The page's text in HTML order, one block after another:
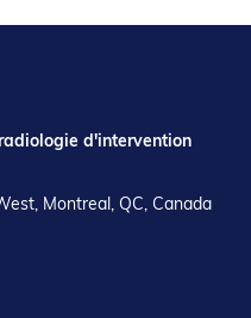
d'intervention
Montreal, QC, Canada